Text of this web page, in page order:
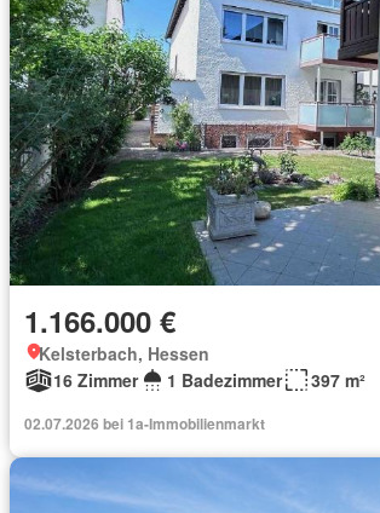
1.166.000 €
Kelsterbach, Hessen
16 Zimmer
1 Badezimmer 397 m²
02.07.2026 bei 1a-Immobilienmarkt